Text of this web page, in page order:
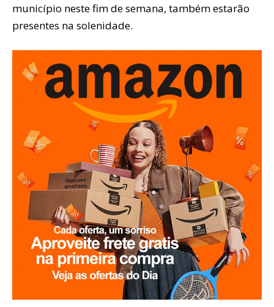
município neste fim de semana, também estarão
presentes na solenidade.